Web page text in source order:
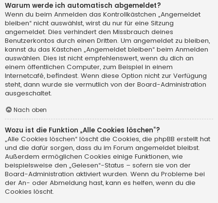
Warum werde ich automatisch abgemeldet?
Wenn du beim Anmelden das Kontrollkästchen „Angemeldet
bleiben“ nicht auswählst, wirst du nur für eine Sitzung
angemeldet. Dies verhindert den Missbrauch deines
Benutzerkontos durch einen Dritten. Um angemeldet zu bleiben,
kannst du das Kästchen „Angemeldet bleiben“ beim Anmelden
auswählen. Dies ist nicht empfehlenswert, wenn du dich an
einem öffentlichen Computer, zum Beispiel in einem
Internetcafé, befindest. Wenn diese Option nicht zur Verfügung
steht, dann wurde sie vermutlich von der Board-Administration
ausgeschaltet.
Nach oben
Wozu ist die Funktion „Alle Cookies löschen“?
„Alle Cookies löschen“ löscht die Cookies, die phpBB erstellt hat
und die dafür sorgen, dass du im Forum angemeldet bleibst.
Außerdem ermöglichen Cookies einige Funktionen, wie
beispielsweise den „Gelesen“-Status – sofern sie von der
Board-Administration aktiviert wurden. Wenn du Probleme bei
der An- oder Abmeldung hast, kann es helfen, wenn du die
Cookies löscht.